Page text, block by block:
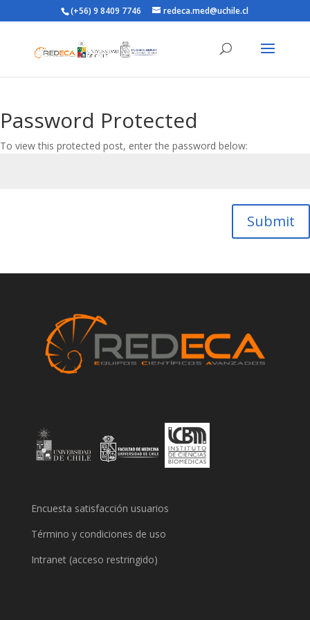
(+56) 9 8409 7746 redeca.med@uchile.cl
Password Protected
To view this protected post, enter the password below:
Submit
Encuesta satisfacción usuarios
Término y condiciones de uso
Intranet (acceso restringido)